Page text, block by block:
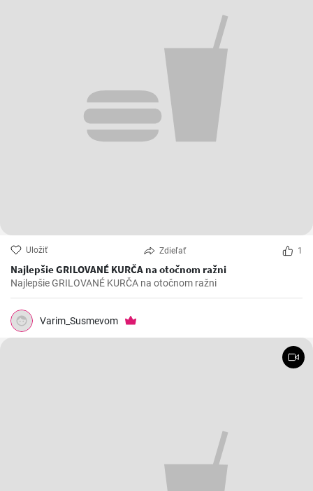
Uložiť Zdieľať 1
Najlepšie GRILOVANÉ KURČA na otočnom ražni
Najlepšie GRILOVANÉ KURČA na otočnom ražni
Varim_Susmevom